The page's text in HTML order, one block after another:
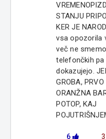
STANJU
KER JE
vsa opozorila
več ne
telefončkih pa
dokazujejo.
GROBA,
ORANŽNA
POTOP, KAJ
6 3